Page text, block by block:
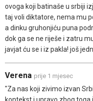
ovoga koji batinaše u srbiji
taj voli diktatore, nema mu
a dinku gruhonjiću puna
dok ga se ne riješe i zatru
javjat ću se i iz pakla! još
Verena prije 1 mjesec
"Za nas koji zivimo izvan
kontekst i upravo zbog toga